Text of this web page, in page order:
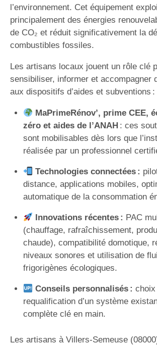
l’environnement. Cet équipement
principalement des énergies
de CO₂ et réduit significativement la
combustibles fossiles.
Les artisans locaux jouent un rôle clé
sensibiliser, informer et accompagner
aux dispositifs d’aides et subventions :
MaPrimeRénov’, prime CEE,
zéro et aides de l’ANAH : ces
sont mobilisables dès lors que
réalisée par un professionnel
Technologies connectées :
distance, applications mobiles,
automatique de la consommation
Innovations récentes : PAC
(chauffage, rafraîchissement,
chaude), compatibilité domotique,
niveaux sonores et utilisation de
frigorigènes écologiques.
Conseils personnalisés :
requalification d’un système
complète clé en main.
Les artisans à Villers-Semeuse